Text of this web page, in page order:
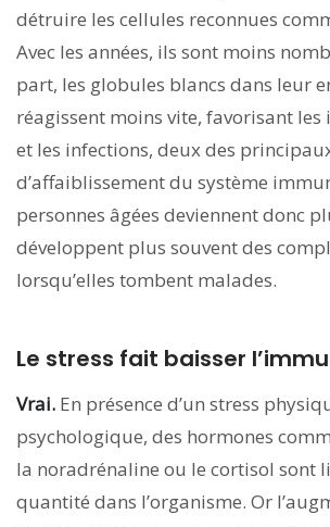
détruire les cellules reconnues
Avec les années, ils sont moins
part, les globules blancs dans leur
réagissent moins vite, favorisant
et les infections, deux des
d’affaiblissement du système
personnes âgées deviennent donc
développent plus souvent des
lorsqu’elles tombent malades.
Le stress fait baisser
Vrai. En présence d’un stress
psychologique, des hormones
la noradrénaline ou le cortisol sont
quantité dans l’organisme. Or